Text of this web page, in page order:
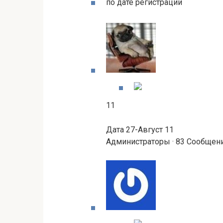
по дате регистрации
11
Дата 27-Август 11
Администраторы · 83